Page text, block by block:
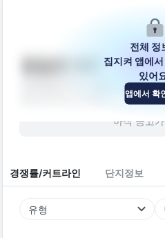
범일로 547
강원특별자치도 강릉시 범일로
아직 공고가
경쟁률/커트라인 단지정보
유형
전체 정
집지켜 앱에
있어
앱에서 확